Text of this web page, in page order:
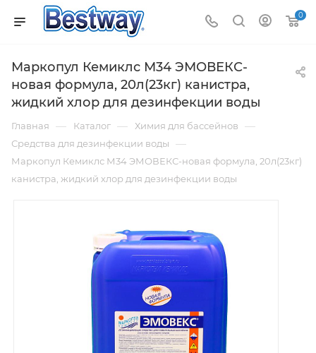
0
Маркопул Кемиклс М34 ЭМОВЕКС-
новая формула, 20л(23кг) канистра,
жидкий хлор для дезинфекции воды
Главная — Каталог — Химия для бассейнов —
Средства для дезинфекции воды —
Маркопул Кемиклс М34 ЭМОВЕКС-новая формула, 20л(23кг)
канистра, жидкий хлор для дезинфекции воды